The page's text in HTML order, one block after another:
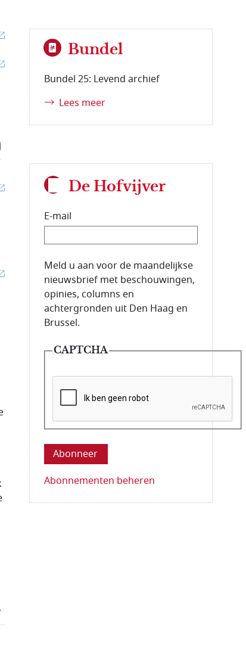
Bundel
Bundel 25: Levend archief
Lees meer
De Hofvijver
E-mail
E-mailadres van de abonnee.
Meld u aan voor de maandelijkse
nieuwsbrief met beschouwingen,
opinies, columns en
achtergronden uit Den Haag en
Brussel.
CAPTCHA
Deze vraag is om te controleren dat u
Abonnementen beheren